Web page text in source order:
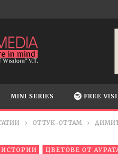
MINI SERIES FREE
ОТТУК-ОТТАМ
ИСТОРИИ ЦВЕТОВЕ ОТ